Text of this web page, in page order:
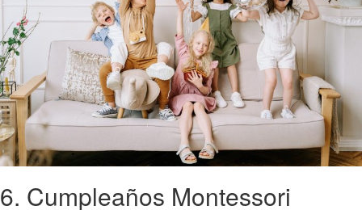
6. Cumpleaños Montessori